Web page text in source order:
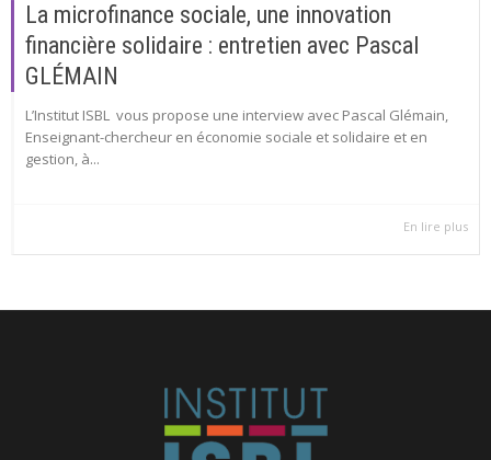
La microfinance sociale, une innovation
financière solidaire : entretien avec Pascal
GLÉMAIN
L’Institut ISBL vous propose une interview avec Pascal Glémain,
Enseignant-chercheur en économie sociale et solidaire et en
gestion, à...
En lire plus